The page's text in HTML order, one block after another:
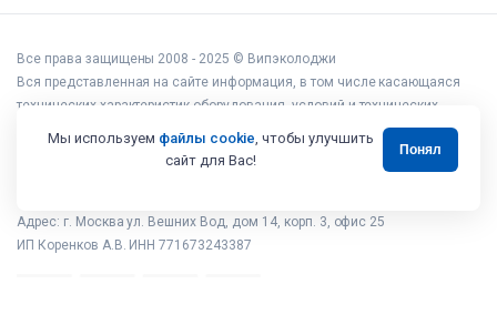
Все права защищены 2008 - 2025 © Випэколоджи
Вся представленная на сайте информация, в том числе касающаяся
технических характеристик оборудования, условий и технических
возможностей подключения, наличия на складе, стоимости товаров и
услуг, носит информационный характер и ни при каких условиях не
является публичной офертой, определяемой положениями статьи 437
Адрес: г. Москва ул. Вешних Вод, дом 14, корп. 3, офис 25
ИП Коренков А.В. ИНН 771673243387
Мы используем файлы cookie, чтобы улучшить
сайт для Вас!
Понял